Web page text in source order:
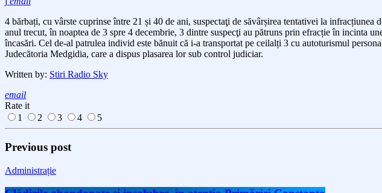
4 bărbați, cu vârste cuprinse între 21 și 40 de ani, suspectaţi de săvârșirea tentativei la infracțiunea
anul trecut,în noaptea de 3 spre 4 decembrie, 3 dintre suspecţi au pătruns prin efracție în incinta
încasări. Cel de-al patrulea individ este bănuit că i-a transportat pe ceilalți 3 cu autoturismul
Judecătoria Medgidia, care a dispus plasarea lorsub control judiciar.
Written by: Stiri Radio Sky
email
Rate it
1
2 3 4 5
Previous post
Administrație